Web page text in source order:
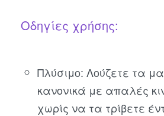
Οδηγίες χρήσης:
Πλύσιμο: Λούζετε τα
κανονικά με απαλές
χωρίς να τα τρίβετε